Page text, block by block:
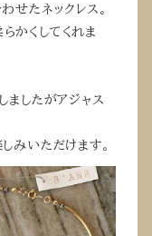
せたネックレス。
かくしてくれま
ましたがアジャス
みいただけます。